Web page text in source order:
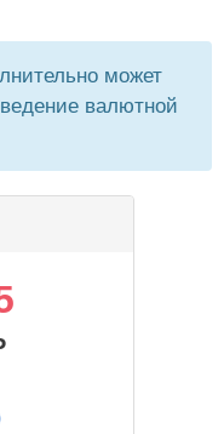
может
валютной